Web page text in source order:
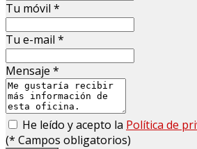
Tu móvil *
Tu e-mail *
Mensaje *
He leído y acepto la Política de
(* Campos obligatorios)